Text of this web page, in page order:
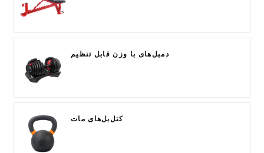
دمبل‌های با وزن قابل تنظیم
کتل‌بل‌های مات